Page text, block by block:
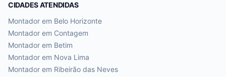
CIDADES ATENDIDAS
Montador em Belo Horizonte
Montador em Contagem
Montador em Betim
Montador em Nova Lima
Montador em Ribeirão das Neves